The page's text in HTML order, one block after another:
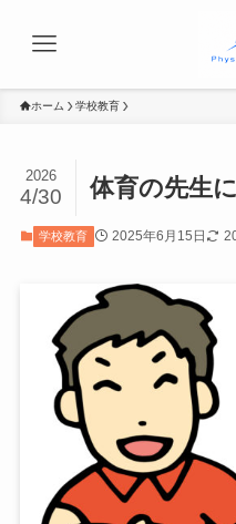
ホーム 学校教育
体育の先生
2026
4/30
学校教育 2025年6月15日